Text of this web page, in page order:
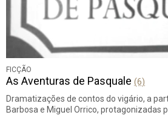
FICÇÃO
As Aventuras de Pasquale (6)
Dramatizações de contos do vigário, a
Barbosa e Miguel Orrico, protagonizadas